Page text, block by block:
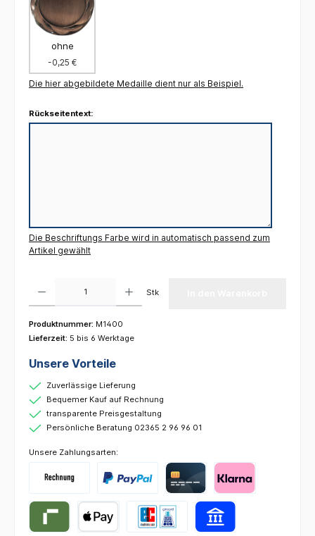
ohne
-0,25 €
Die hier abgebildete Medaille dient nur als Beispiel.
Rückseitentext:
Die Beschriftungs Farbe wird in automatisch passend zum
Artikel gewählt
Stk
Produktnummer: M1400
Lieferzeit: 5 bis 6 Werktage
Unsere Vorteile
Zuverlässige Lieferung
Bequemer Kauf auf Rechnung
transparente Preisgestaltung
Persönliche Beratung 02365 2 96 96 01
Unsere Zahlungsarten: